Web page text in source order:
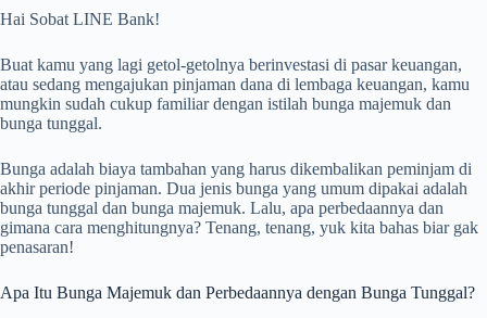
Hai Sobat LINE Bank!
Buat kamu yang lagi getol-getolnya berinvestasi di pasar keuangan,
atau sedang mengajukan pinjaman dana di lembaga keuangan, kamu
mungkin sudah cukup familiar dengan istilah bunga majemuk dan
bunga tunggal.
Bunga adalah biaya tambahan yang harus dikembalikan peminjam di
akhir periode pinjaman. Dua jenis bunga yang umum dipakai adalah
bunga tunggal dan bunga majemuk. Lalu, apa perbedaannya dan
gimana cara menghitungnya? Tenang, tenang, yuk kita bahas biar gak
penasaran!
Apa Itu Bunga Majemuk dan Perbedaannya dengan Bunga Tunggal?